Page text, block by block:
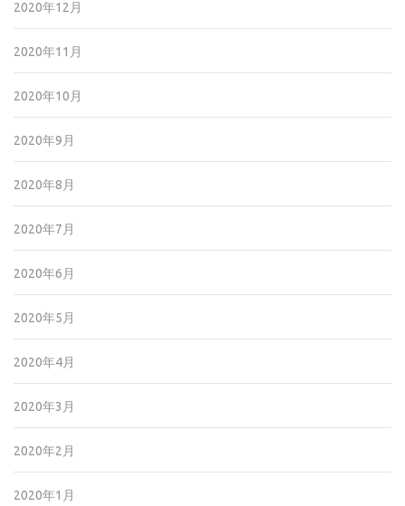
2020年12月
2020年11月
2020年10月
2020年9月
2020年8月
2020年7月
2020年6月
2020年5月
2020年4月
2020年3月
2020年2月
2020年1月